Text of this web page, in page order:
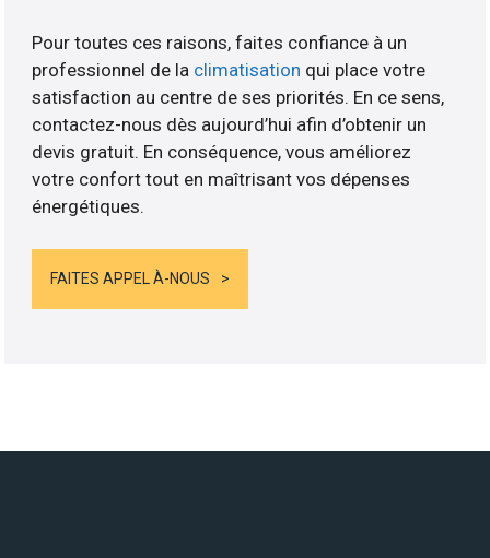
Pour toutes ces raisons, faites confiance à un
professionnel de la climatisation qui place votre
satisfaction au centre de ses priorités. En ce sens,
contactez-nous dès aujourd’hui afin d’obtenir un
devis gratuit. En conséquence, vous améliorez
votre confort tout en maîtrisant vos dépenses
énergétiques.
FAITES APPEL À-NOUS